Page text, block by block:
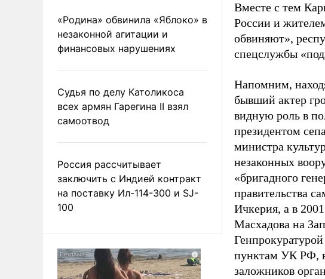
«Родина» обвинила «Яблоко» в
незаконной агитации и
финансовых нарушениях
Судья по делу Католикоса
всех армян Гарегина II взял
самоотвод
Россия рассчитывает
заключить с Индией контракт
на поставку Ил-114-300 и SJ-
100
Вместе с тем
России и
обвиняют»,
спецслужбы
Напомним,
бывший актер
видную роль в
президентом
министра
незаконных
«бригадного
правительства
Ичкерия, а в
Масхадова на
пунктам УК РФ, в
заложников